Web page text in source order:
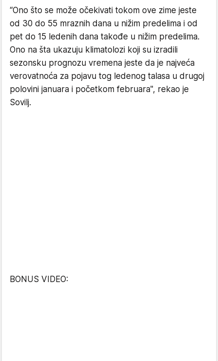
“Ono što se može očekivati tokom ove zime jeste
od 30 do 55 mraznih dana u nižim predelima i od
pet do 15 ledenih dana takođe u nižim predelima.
Ono na šta ukazuju klimatolozi koji su izradili
sezonsku prognozu vremena jeste da je najveća
verovatnoća za pojavu tog ledenog talasa u drugoj
polovini januara i početkom februara", rekao je
Sovilj.
BONUS VIDEO: